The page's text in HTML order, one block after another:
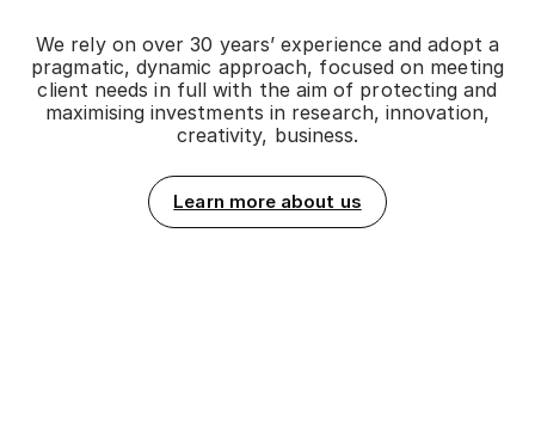
We rely on over 30 years’ experience and adopt a
pragmatic, dynamic approach, focused on meeting
client needs in full with the aim of protecting and
maximising investments in research, innovation,
creativity, business.
Learn more about us